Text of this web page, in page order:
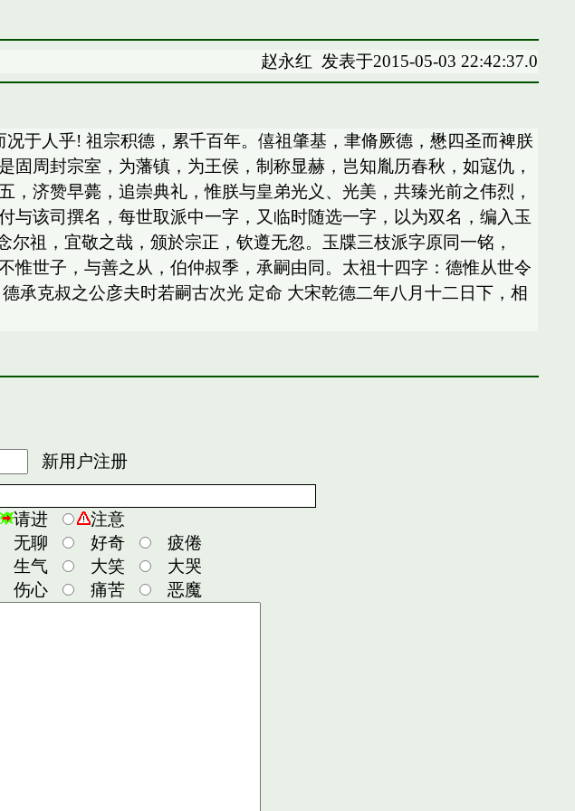
赵永红 发表于2015-05-03 22:42:37.0
于人乎! 祖宗积德，累千百年。僖祖肇基，聿脩厥德，懋四圣而裨朕
周封宗室，为藩镇，为王侯，制称显赫，岂知胤历春秋，如寇仇，
济赞早薨，追崇典礼，惟朕与皇弟光义、光美，共臻光前之伟烈，
该司撰名，每世取派中一字，又临时随选一字，以为双名，编入玉
祖，宜敬之哉，颁於宗正，钦遵无忽。玉牒三枝派字原同一铭，
世子，与善之从，伯仲叔季，承嗣由同。太祖十四字：德惟从世令
承克叔之公彦夫时若嗣古次光 定命 大宋乾德二年八月十二日下，相
新用户注册
请进
注意
无聊 好奇
疲倦
生气 大笑
大哭
伤心 痛苦 恶魔